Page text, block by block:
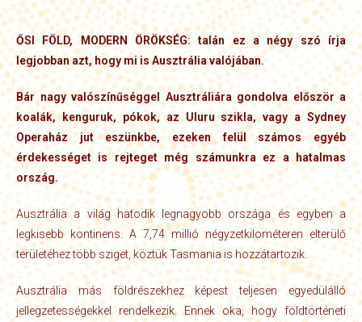
ŐSI FÖLD, MODERN ÖRÖKSÉG: talán ez a négy szó írja
legjobban azt, hogy mi is Ausztrália valójában.
Bár nagy valószínűséggel Ausztráliára gondolva először a
koalák, kenguruk, pókok, az Uluru szikla, vagy a Sydney
Operaház jut eszünkbe, ezeken felül számos egyéb
érdekességet is rejteget még számunkra ez a hatalmas
ország.
Ausztrália a világ hatodik legnagyobb országa és egyben a
legkisebb kontinens. A 7,74 millió négyzetkilométeren elterülő
területéhez több sziget, köztük Tasmania is hozzátartozik.
Ausztrália más földrészekhez képest teljesen egyedülálló
jellegzetességekkel rendelkezik. Ennek oka, hogy földtörténeti